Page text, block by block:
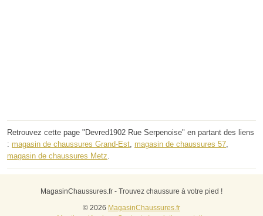
Retrouvez cette page "Devred1902 Rue Serpenoise" en partant des liens
: magasin de chaussures Grand-Est, magasin de chaussures 57,
magasin de chaussures Metz.
MagasinChaussures.fr - Trouvez chaussure à votre pied !
© 2026 MagasinChaussures.fr